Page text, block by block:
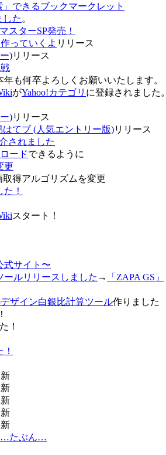
できるブックマークレット
した 。
スターSP発売！
っていくよ リリース
)リリース
も何卒よろしくお願いいたします。
がYahoo!カテゴリ に登録されました。
)リリース
はてブ (人気エントリー版)リリース
されました
ードできるように
更
取得アルゴリズムを変更
！
スタート！
式サイト〜
ルリリースしました →
「ZAPA GS」
デザイン白銀比計算ツール作りました
！
…たぶん…